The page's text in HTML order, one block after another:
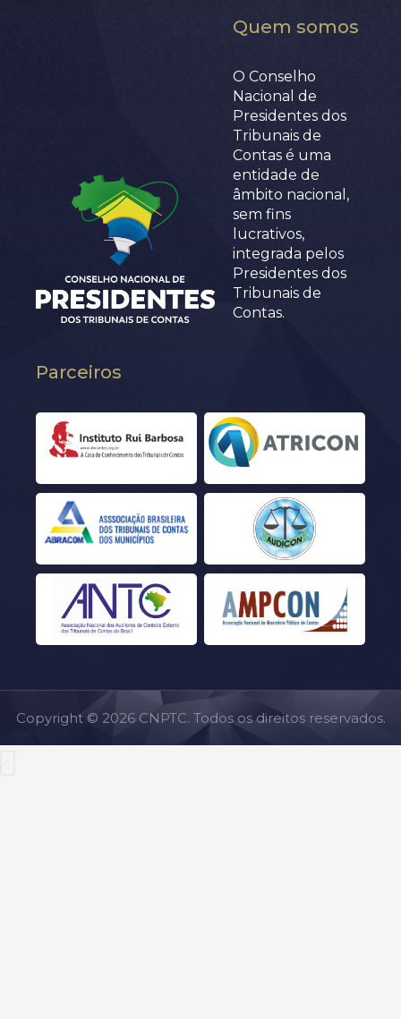
Quem somos
O Conselho
Nacional de
Presidentes dos
Tribunais de
Contas é uma
entidade de
âmbito nacional,
sem fins
lucrativos,
integrada pelos
Presidentes dos
Tribunais de
Contas.
Parceiros
Copyright © 2026 CNPTC. Todos os direitos reservados.